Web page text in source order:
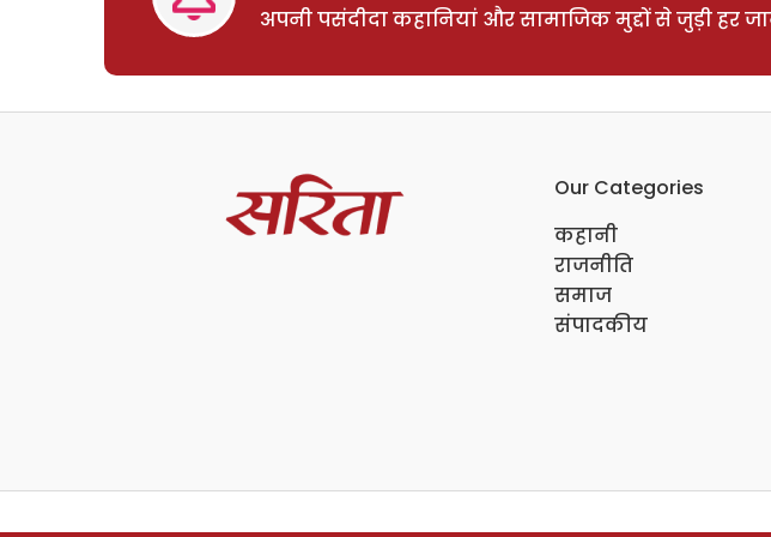
अपनी पसंदीदा कहानियां और सामाजिक मुद्दों से जुड़ी हर
Our Categories
कहानी
राजनीति
समाज
संपादकीय